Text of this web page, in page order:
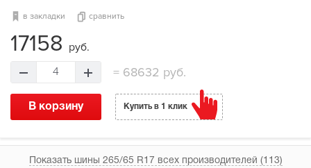
в закладки сравнить
17158 руб.
4 = 68632 руб.
В корзину Купить в 1 клик
Показать шины 265/65 R17 всех производителей (113)